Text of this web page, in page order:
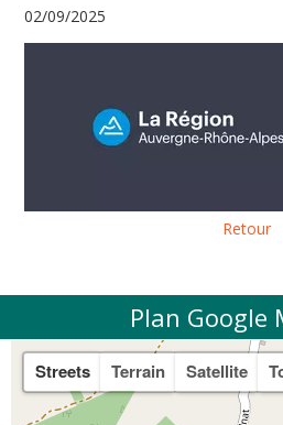
02/09/2025
Retour
Plan Google
Streets Terrain Satellite